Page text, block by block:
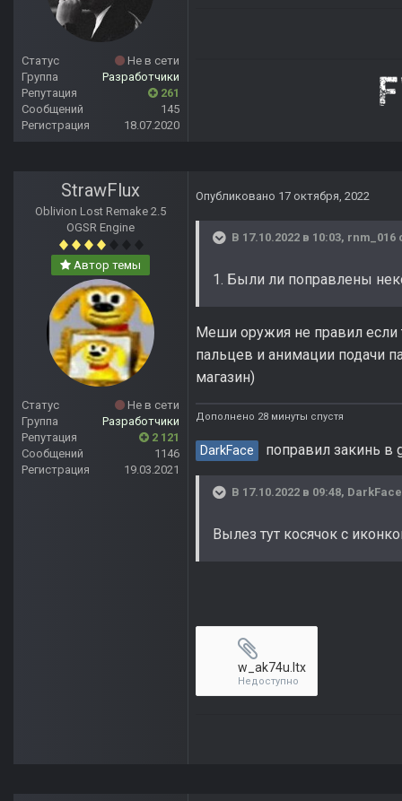
Статус
Не в сети
Группа
Разработчики
Репутация
261
Сообщений
145
Регистрация
18.07.2020
StrawFlux
Oblivion Lost Remake 2.5
OGSR Engine
Автор темы
Статус
Не в сети
Группа
Разработчики
Репутация
2 121
Сообщений
1146
Регистрация
19.03.2021
Опубликовано 17 октября, 2022
В 17.10.2022 в 10:03, rnm_016
1. Были ли поправлены
Меши оружия не правил если
пальцев и анимации подачи
магазин)
Дополнено 28 минуты спустя
DarkFace поправил закинь в
В 17.10.2022 в 09:48, DarkFace
Вылез тут косячок с
w_ak74u.ltx
Недоступно